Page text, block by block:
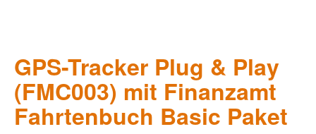
GPS-Tracker Plug & Play
(FMC003) mit Finanzamt
Fahrtenbuch Basic Paket